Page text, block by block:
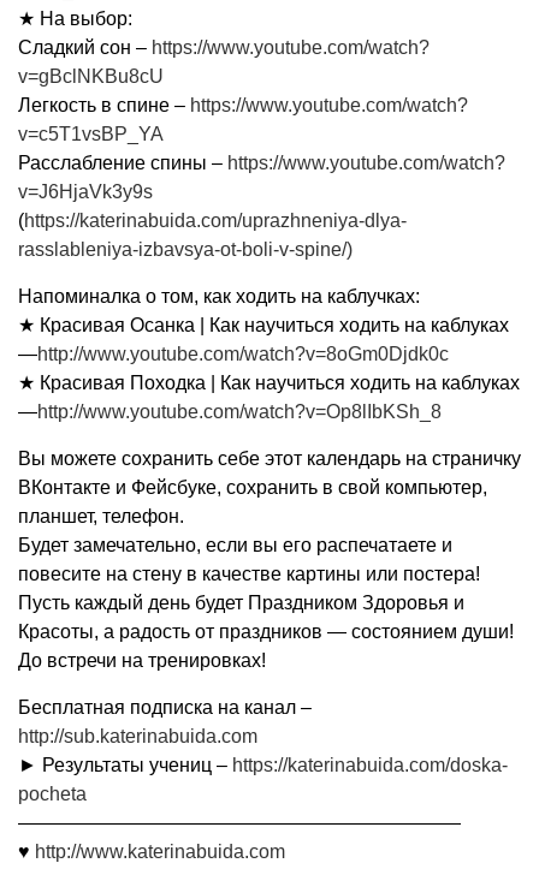
★ На выбор:
Сладкий сон – https://www.youtube.com/watch?
v=gBclNKBu8cU
Легкость в спине – https://www.youtube.com/watch?
v=c5T1vsBP_YA
Расслабление спины – https://www.youtube.com/watch?
v=J6HjaVk3y9s
(https://katerinabuida.com/uprazhneniya-dlya-
rasslableniya-izbavsya-ot-boli-v-spine/)
Напоминалка о том, как ходить на каблучках:
★ Красивая Осанка | Как научиться ходить на каблуках
—http://www.youtube.com/watch?v=8oGm0Djdk0c
★ Красивая Походка | Как научиться ходить на каблуках
—http://www.youtube.com/watch?v=Op8lIbKSh_8
Вы можете сохранить себе этот календарь на страничку
ВКонтакте и Фейсбуке, сохранить в свой компьютер,
планшет, телефон.
Будет замечательно, если вы его распечатаете и
повесите на стену в качестве картины или постера!
Пусть каждый день будет Праздником Здоровья и
Красоты, а радость от праздников — состоянием души!
До встречи на тренировках!
Бесплатная подписка на канал –
http://sub.katerinabuida.com
► Результаты учениц – https://katerinabuida.com/doska-
pocheta
———————————————————————
♥ http://www.katerinabuida.com